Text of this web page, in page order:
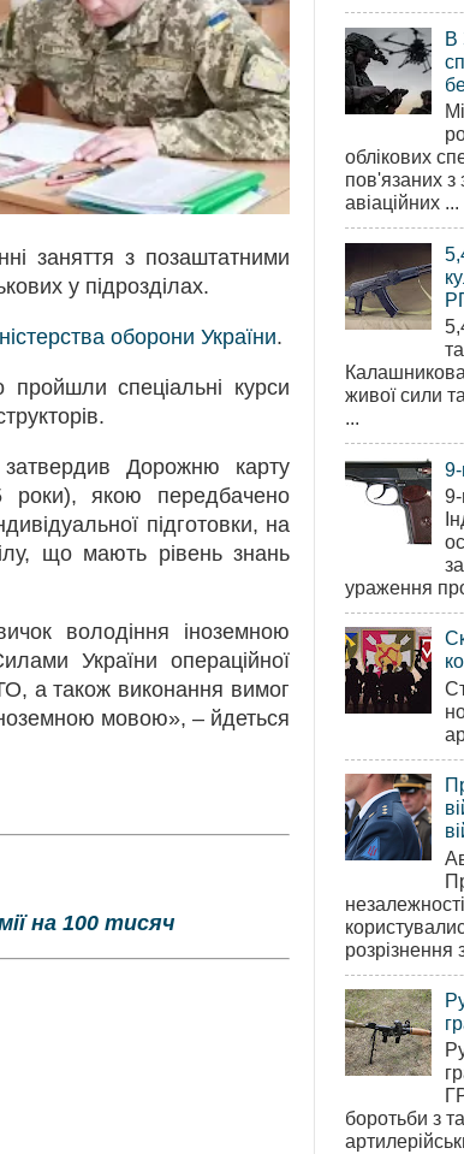
заняття з позаштатними
у підрозділах.
оборони України.
пройшли спеціальні курси
Дорожню карту
роки), якою передбачено
підготовки, на
що мають рівень знань
володіння іноземною
України операційної
а також виконання вимог
мовою», – йдеться
на 100 тисяч
В
облікових
пов'язаних з
авіаційних ...
живої сили
...
ураження
розрізнення
боротьби з